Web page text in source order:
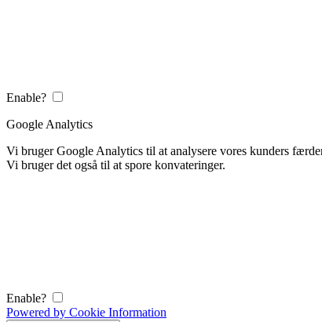
Enable?
Google Analytics
Vi bruger Google Analytics til at analysere vores kunders
Vi bruger det også til at spore konvateringer.
Enable?
Powered by Cookie Information